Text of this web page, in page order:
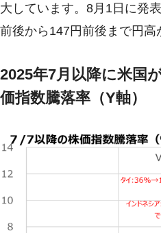
大しています。8月1日に発
前後から147円前後まで円高
2025年7月以降に米国
価指数騰落率（Y軸）